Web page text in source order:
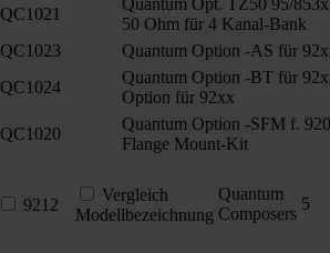
QC1021
50 Ohm für 4 Kanal-Bank
QC1023
Quantum Option -AS für
QC1024
Quantum Option -BT für
Option für 92xx
QC1020
Quantum Option -SFM f.
Flange Mount-Kit
9212
Vergleich
Modellbezeichnung
Quantum
Composers
5